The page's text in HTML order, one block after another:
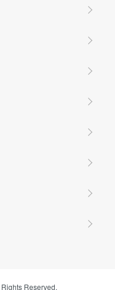
Reserved.